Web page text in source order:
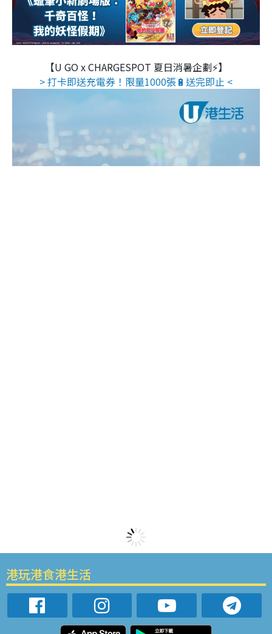
【U GO x CHARGESPOT 夏日消暑企劃⚡】
> 打卡即送充電券！限量1000張🔋送完即止 <
港玩港食港生活